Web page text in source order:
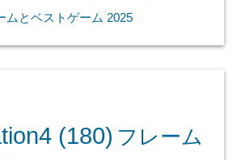
ムとベストゲーム 2025
(180) フレーム